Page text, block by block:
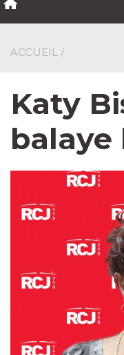
ACCUEIL /
Katy
balaye